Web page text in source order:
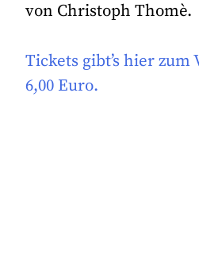
von Christoph Thomè.
Tickets gibt’s hier zum
6,00 Euro.